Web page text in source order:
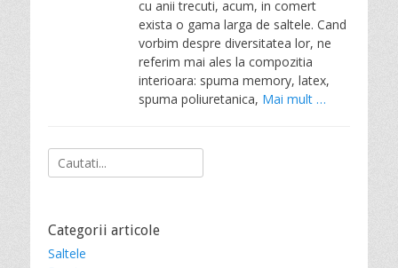
cu anii trecuti, acum, in comert
exista o gama larga de saltele. Cand
vorbim despre diversitatea lor, ne
referim mai ales la compozitia
interioara: spuma memory, latex,
spuma poliuretanica, Mai mult …
Search
for:
Categorii articole
Saltele